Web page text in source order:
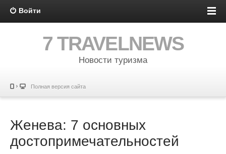
Войти
7 TRAVELNEWS
Новости туризма
Полная версия сайта
Женева: 7 основных
достопримечательностей